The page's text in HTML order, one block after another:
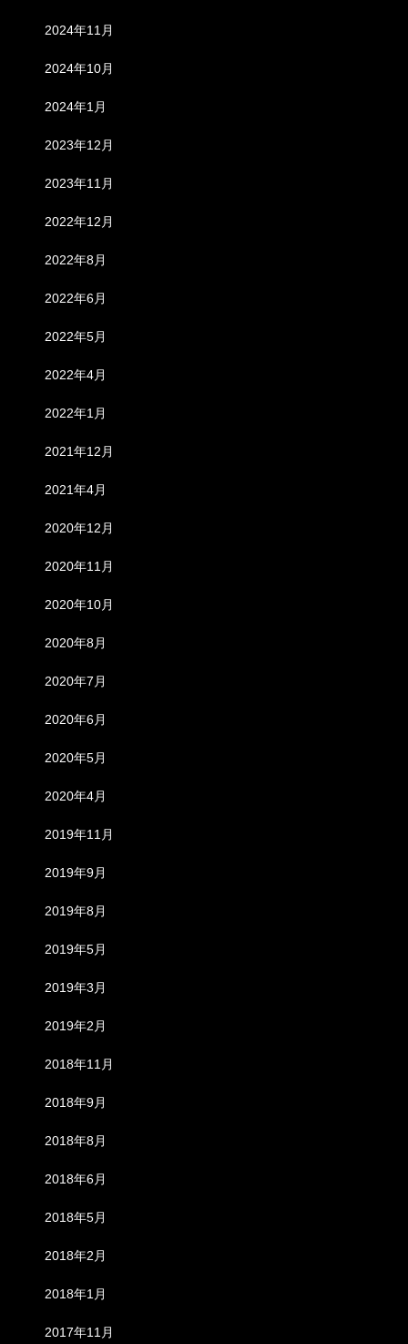
2024年11月
2024年10月
2024年1月
2023年12月
2023年11月
2022年12月
2022年8月
2022年6月
2022年5月
2022年4月
2022年1月
2021年12月
2021年4月
2020年12月
2020年11月
2020年10月
2020年8月
2020年7月
2020年6月
2020年5月
2020年4月
2019年11月
2019年9月
2019年8月
2019年5月
2019年3月
2019年2月
2018年11月
2018年9月
2018年8月
2018年6月
2018年5月
2018年2月
2018年1月
2017年11月